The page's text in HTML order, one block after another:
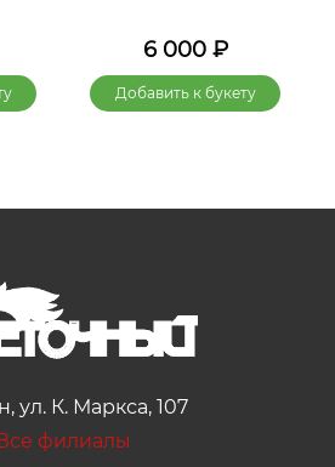
6 000₽
Добавить к букету
ул. К. Маркса, 107
филиалы